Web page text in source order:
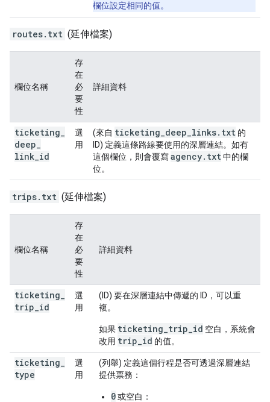
欄位設定相同的值。
routes.txt (延伸檔案)
欄位名稱
存
在
必
要
性
詳細資料
ticketing
deep
link id
選
用
(來自 ticketing deep links. txt 的
ID) 定義這條路線要使用的深層連結。如有
這個欄位，則會覆寫agency. txt中的欄
位。
trips.txt (延伸檔案)
欄位名稱
存
在
必
要
性
詳細資料
ticketing
trip id
選
用
(ID) 要在深層連結中傳遞的 ID，可以重
複。
如果 ticketing_trip_id 空白，系統會
改用 trip_id 的值。
ticketing
type
選
用
(列舉) 定義這個行程是否可透過深層連結
提供票務：
0或空白：